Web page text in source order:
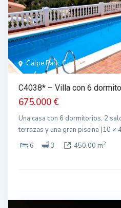
Calpe Park, Calpe
C4038* – Villa con 6
675.000 €
Una casa con 6 dormitorios, 2
terrazas y una gran piscina (10 ×
6
3 450.00 m2